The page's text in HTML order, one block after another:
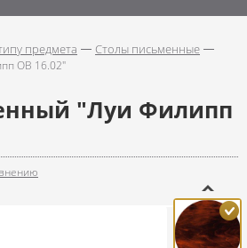
предмета Столы письменные
ОВ 16.02"
"Луи Филипп